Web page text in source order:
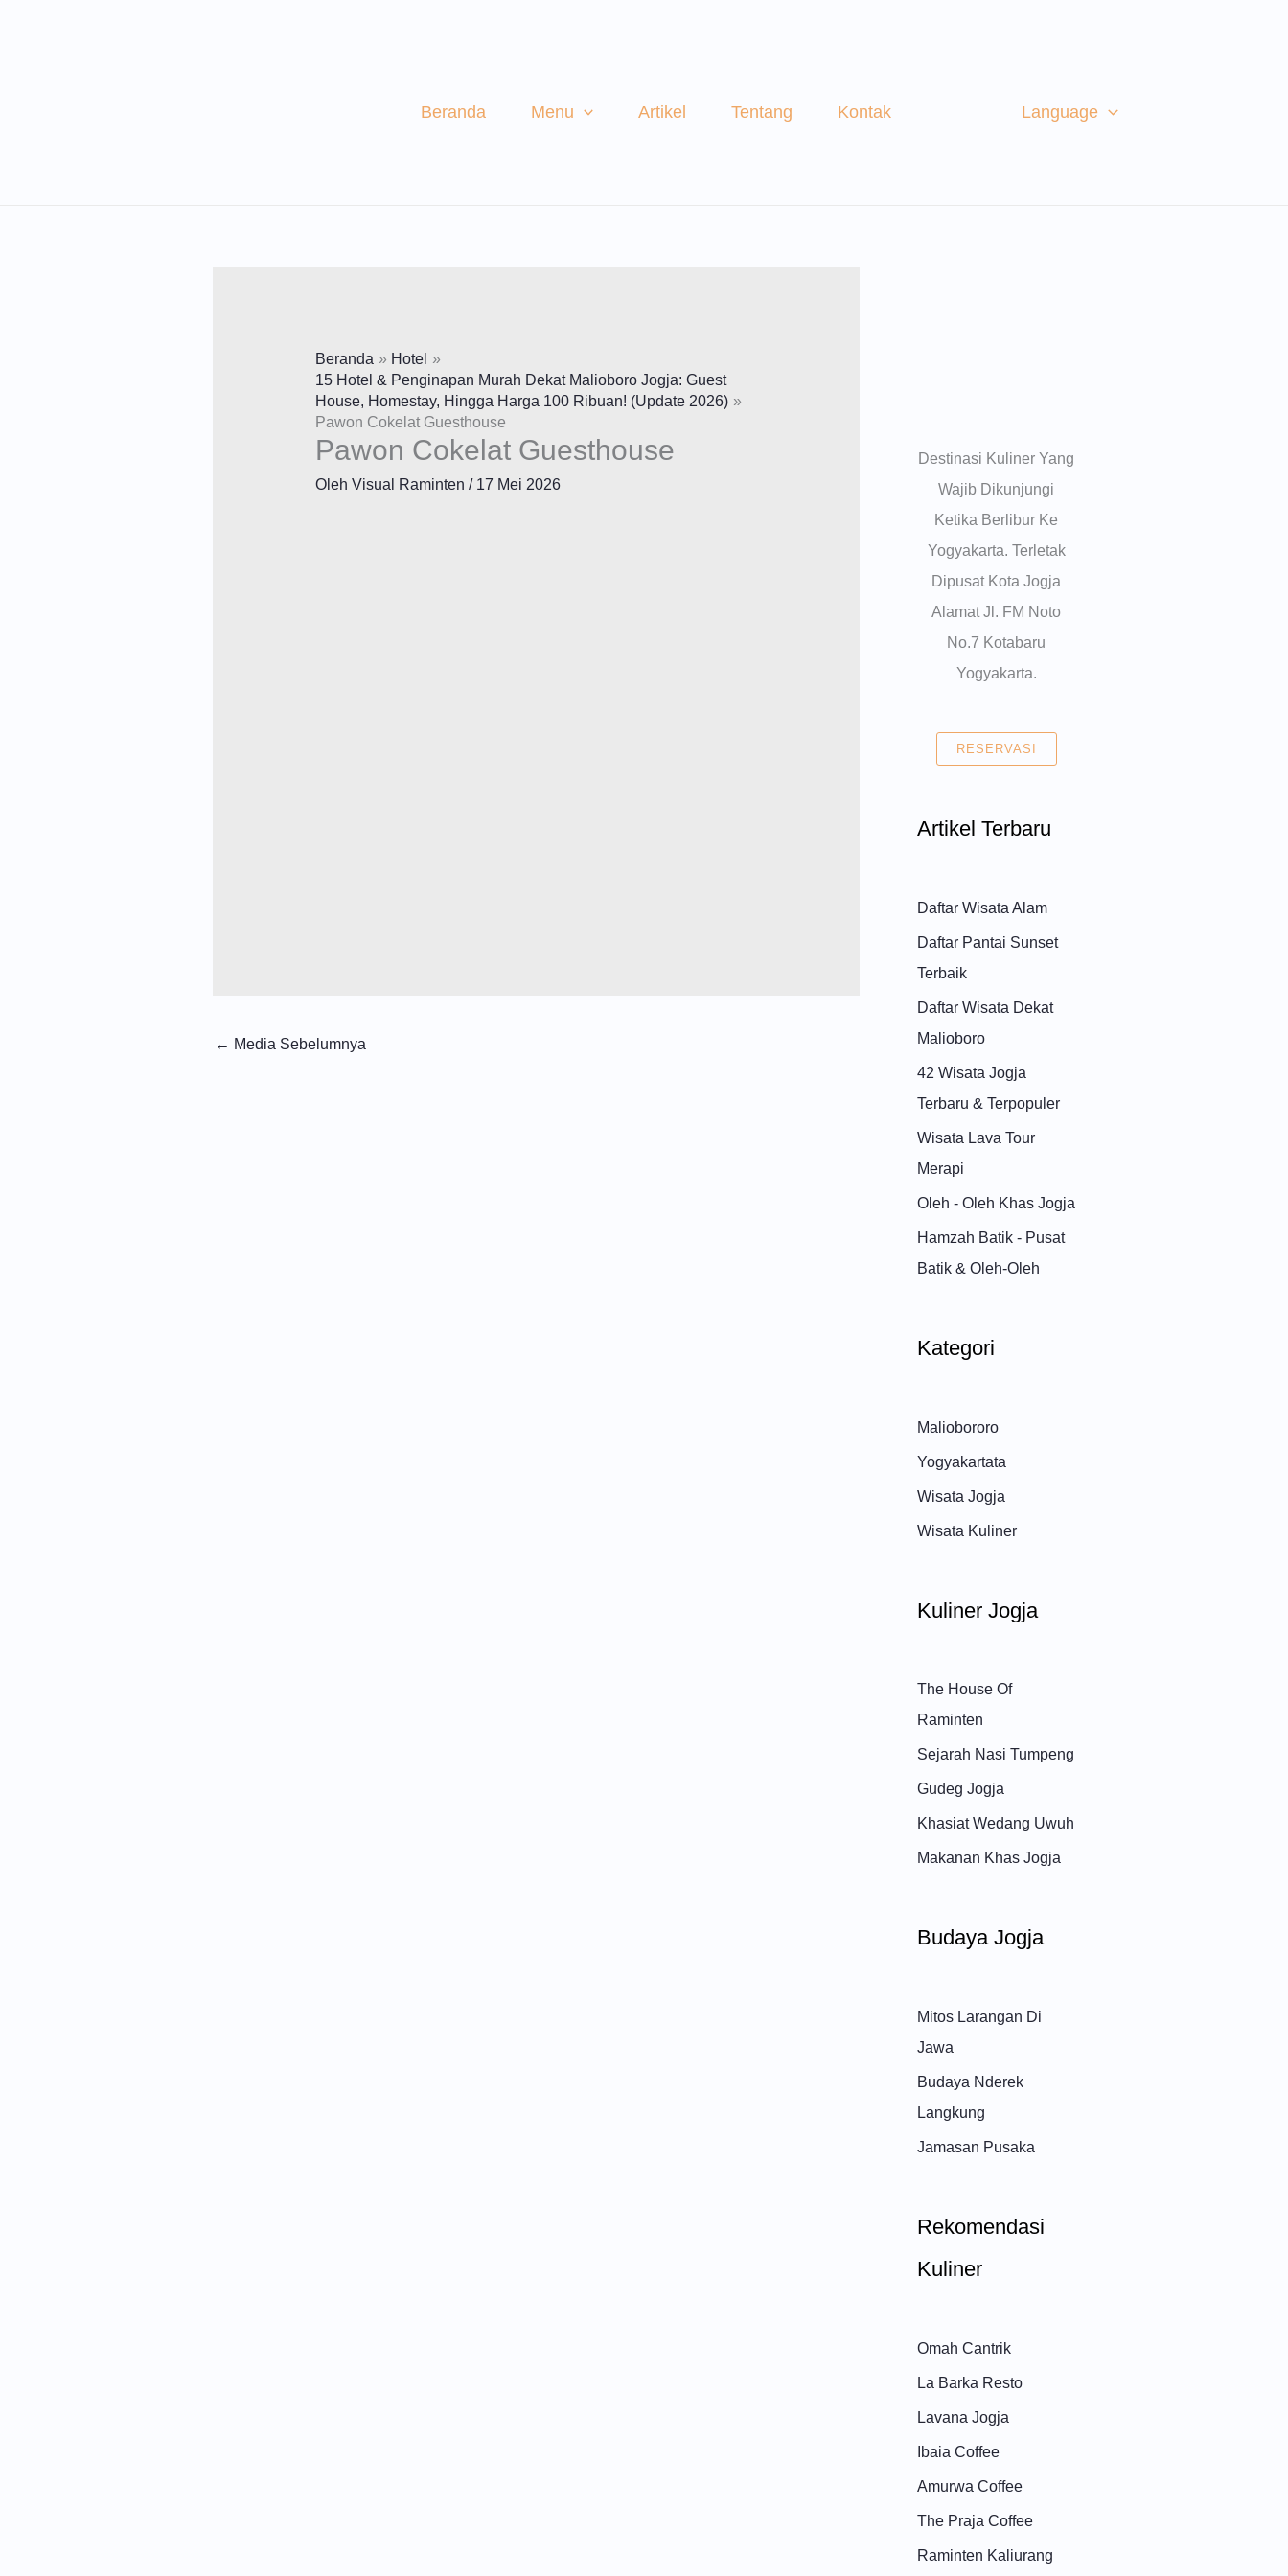
Beranda Menu Artikel Tentang Kontak Language
Beranda
Hotel
15 Hotel & Penginapan Murah Dekat Malioboro Jogja: Guest
House, Homestay, Hingga Harga 100 Ribuan! (Update 2026)
Pawon Cokelat Guesthouse
Pawon Cokelat Guesthouse
Oleh Visual Raminten / 17 Mei 2026
← Media Sebelumnya
Destinasi Kuliner Yang
Wajib Dikunjungi
Ketika Berlibur Ke
Yogyakarta. Terletak
Dipusat Kota Jogja
Alamat Jl. FM Noto
No.7 Kotabaru
Yogyakarta.
RESERVASI
Artikel Terbaru
Daftar Wisata Alam
Daftar Pantai Sunset
Terbaik
Daftar Wisata Dekat
Malioboro
42 Wisata Jogja
Terbaru & Terpopuler
Wisata Lava Tour
Merapi
Oleh - Oleh Khas Jogja
Hamzah Batik - Pusat
Batik & Oleh-Oleh
Kategori
Maliobororo
Yogyakartata
Wisata Jogja
Wisata Kuliner
Kuliner Jogja
The House Of
Raminten
Sejarah Nasi Tumpeng
Gudeg Jogja
Khasiat Wedang Uwuh
Makanan Khas Jogja
Budaya Jogja
Mitos Larangan Di
Jawa
Budaya Nderek
Langkung
Jamasan Pusaka
Rekomendasi
Kuliner
Omah Cantrik
La Barka Resto
Lavana Jogja
Ibaia Coffee
Amurwa Coffee
The Praja Coffee
Raminten Kaliurang